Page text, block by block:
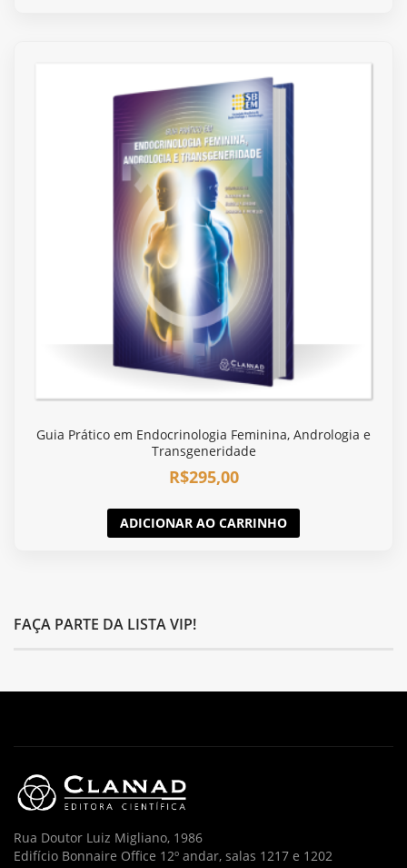
Guia Prático em Endocrinologia Feminina, Andrologia e
Transgeneridade
R$295,00
ADICIONAR AO CARRINHO
FAÇA PARTE DA LISTA VIP!
Rua Doutor Luiz Migliano, 1986
Edifício Bonnaire Office 12º andar, salas 1217 e 1202